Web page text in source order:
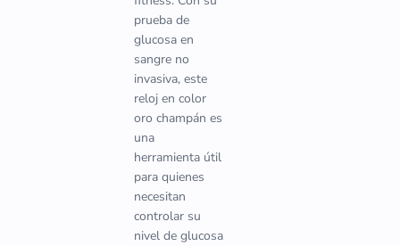
prueba de
glucosa en
sangre no
invasiva, este
reloj en color
oro champán es
una
herramienta útil
para quienes
necesitan
controlar su
nivel de glucosa